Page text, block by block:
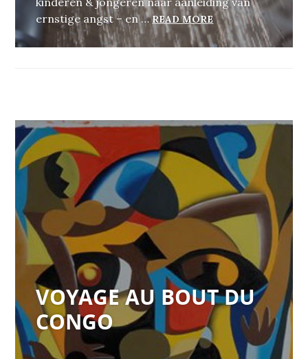
ernstige angst – en …READ MOREBLAFHOEST IN
VOYAGE AU BOUT DU
CONGO